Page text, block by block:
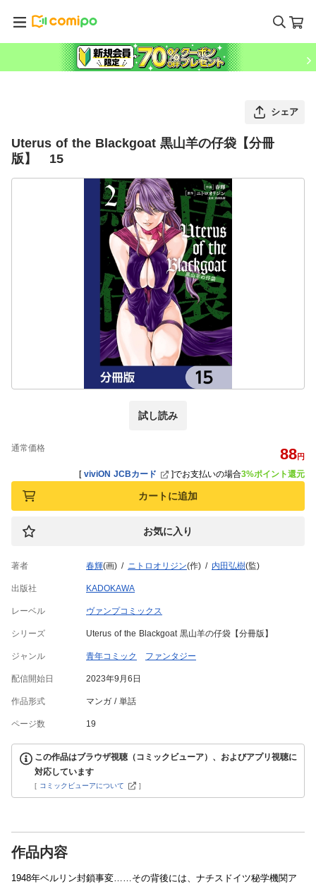
シェア
Uterus of the Blackgoat 黒山羊の仔袋【分冊
版】 15
試し読み
通常価格 88円
[ viviON JCBカード ]でお支払いの場合3%ポイント還元
カートに追加
お気に入り
著者 春輝(画) ニトロオリジン(作) 内田弘樹(監)
出版社 KADOKAWA
レーベル ヴァンプコミックス
シリーズ Uterus of the Blackgoat 黒山羊の仔袋【分冊版】
ジャンル 青年コミック ファンタジー
配信開始日 2023年9月6日
作品形式 マンガ 単話
ページ数 19
この作品はブラウザ視聴（コミックビューア）、およびアプリ視聴に
対応しています
[ コミックビューアについて ]
作品内容
1948年ベルリン封鎖事変……その背後には、ナチスドイツ秘学機関ア